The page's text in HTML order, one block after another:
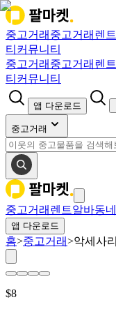
중고거래 중고거래 렌트
티 커뮤니티
중고거래 중고거래 렌트
티 커뮤니티
앱 다운로드
중고거래
중고거래 렌트알바동
앱 다운로드
홈>중고거래>악세사
$8